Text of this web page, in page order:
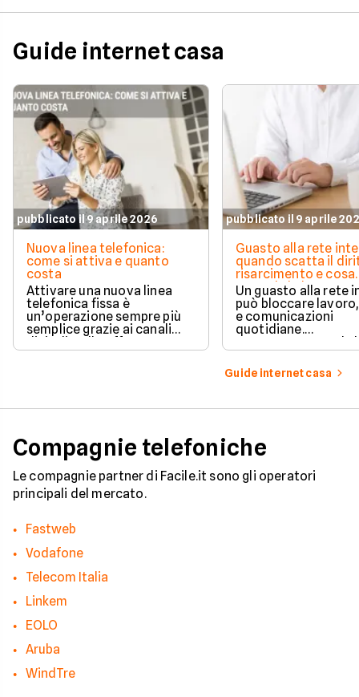
Guide internet casa
pubblicato il 9 aprile 2026
Nuova linea telefonica:
come si attiva e quanto
costa
Attivare una nuova linea
telefonica fissa è
un’operazione sempre più
semplice grazie ai canali
digitali e alle offerte
integrate con internet casa.
pubblicato il 9 aprile
Guasto alla rete
quando scatta il
risarcimento e cosa
prevede la legge
Un guasto alla rete
può bloccare
e comunicazioni
quotidiane.
Fortunatamente, la
prevede strumenti
per ottenere un
risarcimento in
Guide internet casa
Compagnie telefoniche
Le compagnie partner di Facile.it sono gli operatori
principali del mercato.
Fastweb
Vodafone
Telecom Italia
Linkem
EOLO
Aruba
WindTre